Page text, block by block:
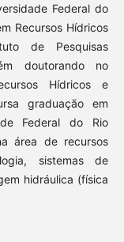
Federal do
Recursos Hídricos
de Pesquisas
doutorando no
Hídricos e
graduação em
Federal do Rio
área de recursos
sistemas de
hidráulica (física